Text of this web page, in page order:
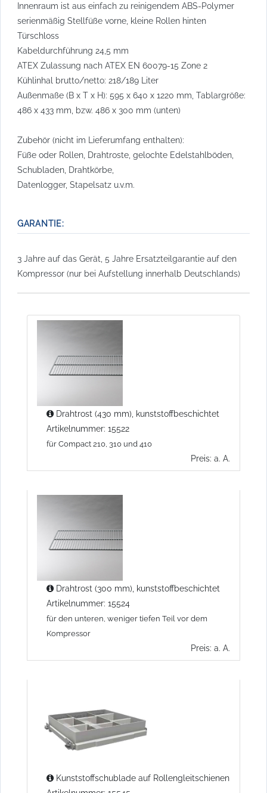
Innenraum ist aus einfach zu reinigendem ABS-Polymer
serienmäßig Stellfüße vorne, kleine Rollen hinten
Türschloss
Kabeldurchführung 24,5 mm
ATEX Zulassung nach ATEX EN 60079-15 Zone 2
Kühlinhal brutto/netto: 218/189 Liter
Außenmaße (B x T x H): 595 x 640 x 1220 mm, Tablargröße:
486 x 433 mm, bzw. 486 x 300 mm (unten)
Zubehör (nicht im Lieferumfang enthalten):
Füße oder Rollen, Drahtroste, gelochte Edelstahlböden,
Schubladen, Drahtkörbe,
Datenlogger, Stapelsatz u.v.m.
GARANTIE:
3 Jahre auf das Gerät, 5 Jahre Ersatzteilgarantie auf den
Kompressor (nur bei Aufstellung innerhalb Deutschlands)
Drahtrost (430 mm), kunststoffbeschichtet
Artikelnummer: 15522
für Compact 210, 310 und 410
Preis: a. A.
Drahtrost (300 mm), kunststoffbeschichtet
Artikelnummer: 15524
für den unteren, weniger tiefen Teil vor dem
Kompressor
Preis: a. A.
Kunststoffschublade auf Rollengleitschienen